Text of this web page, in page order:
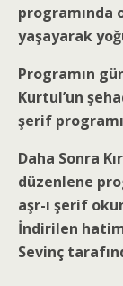
programında
yaşayarak
Programın
Kurtul’un
şerif
Daha Sonra
düzenlene
aşr-ı şerif
İndirilen
Sevinç